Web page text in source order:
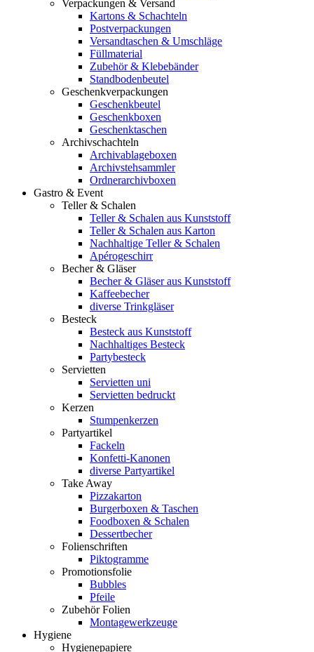
Verpackungen & Versand
Kartons & Schachteln
Postverpackungen
Versandtaschen & Umschläge
Füllmaterial
Zubehör & Klebebänder
Standbodenbeutel
Geschenkverpackungen
Geschenkbeutel
Geschenkboxen
Geschenktaschen
Archivschachteln
Archivablageboxen
Archivstehsammler
Ordnerarchivboxen
Gastro & Event
Teller & Schalen
Teller & Schalen aus Kunststoff
Teller & Schalen aus Karton
Nachhaltige Teller & Schalen
Apérogeschirr
Becher & Gläser
Becher & Gläser aus Kunststoff
Kaffeebecher
diverse Trinkgläser
Besteck
Besteck aus Kunststoff
Nachhaltiges Besteck
Partybesteck
Servietten
Servietten uni
Servietten bedruckt
Kerzen
Stumpenkerzen
Partyartikel
Fackeln
Konfetti-Kanonen
diverse Partyartikel
Take Away
Pizzakarton
Burgerboxen & Taschen
Foodboxen & Schalen
Dessertbecher
Folienschriften
Piktogramme
Promotionsfolie
Bubbles
Pfeile
Zubehör Folien
Montagewerkzeuge
Hygiene
Hygienepapiere